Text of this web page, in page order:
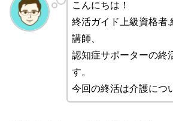
こんにちは！
終活ガイド上級資格者
講師、
認知症サポーターの終
す。
今回の終活は介護につ